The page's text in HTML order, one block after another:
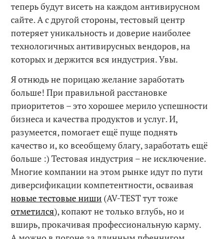
теперь будут висеть на каждом антивирусном
сайте. А с другой стороны, тестовый центр
потеряет уникальность и доверие наиболее
технологичных антивирусных вендоров, на
которых и держится вся индустрия. Увы.
Я отнюдь не порицаю желание заработать
больше! При правильной расстановке
приоритетов – это хорошее мерило успешности
бизнеса и качества продуктов и услуг. И,
разумеется, помогает ещё пуще поднять
качество и, ко всеобщему благу, заработать ещё
больше :) Тестовая индустрия – не исключение.
Многие компании на этом рынке идут по пути
диверсификации компетентности, осваивая
новые тестовые ниши (AV-TEST тут тоже
отметился), копают не только вглубь, но и
вширь, прокачивая профессиональную карму.